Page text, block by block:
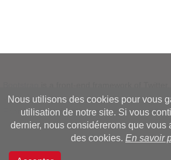
underMIT License.
Font Awesomefont licensed underSIL OFL
Nous utilisons des cookies pour vous
utilisation de notre site. Si vous
dernier, nous considérerons que vous
des cookies. En savoir